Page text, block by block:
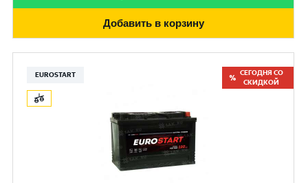
Добавить в корзину
EUROSTART
СЕГОДНЯ СО
СКИДКОЙ